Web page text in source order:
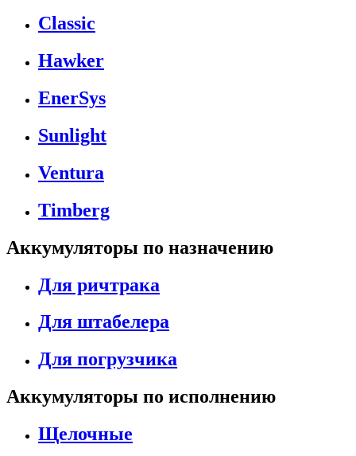
Classic
Hawker
EnerSys
Sunlight
Ventura
Timberg
Аккумуляторы по назначению
Для ричтрака
Для штабелера
Для погрузчика
Аккумуляторы по исполнению
Щелочные